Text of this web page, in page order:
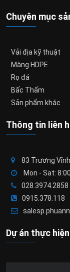
Chuyên mục
Vải địa kỹ thuật
Màng HDPE
Rọ đá
Bấc Thấm
Sản phẩm khác
Thông tin liên
83 Trương
Mon - Sat:
028.3974.2858
0915.378.118
Dự án thực hiện